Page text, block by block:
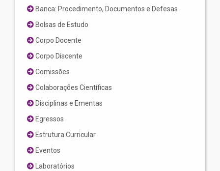
Banca: Procedimento, Documentos e Defesas
Bolsas de Estudo
Corpo Docente
Corpo Discente
Comissões
Colaborações Científicas
Disciplinas e Ementas
Egressos
Estrutura Curricular
Eventos
Laboratórios